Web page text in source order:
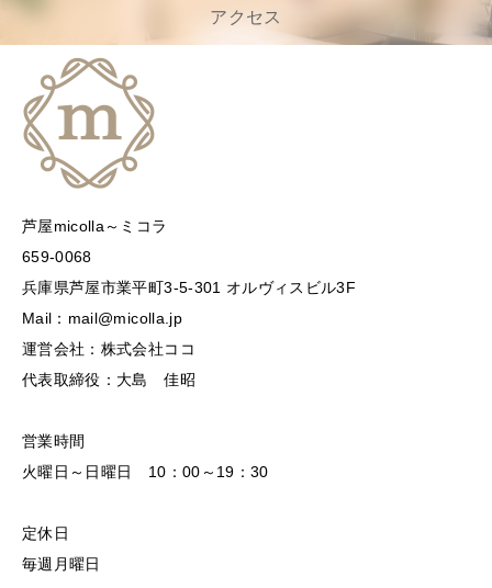
アクセス
芦屋micolla～ミコラ
659-0068
兵庫県芦屋市業平町3-5-301 オルヴィスビル3F
Mail：mail@micolla.jp
運営会社：株式会社ココ
代表取締役：大島 佳昭
営業時間
火曜日～日曜日 10：00～19：30
定休日
毎週月曜日